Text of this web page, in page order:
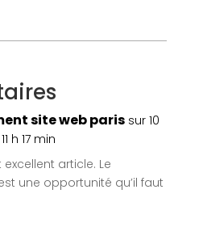
site web paris sur 10
h 17 min
article. Le
une opportunité qu’il faut